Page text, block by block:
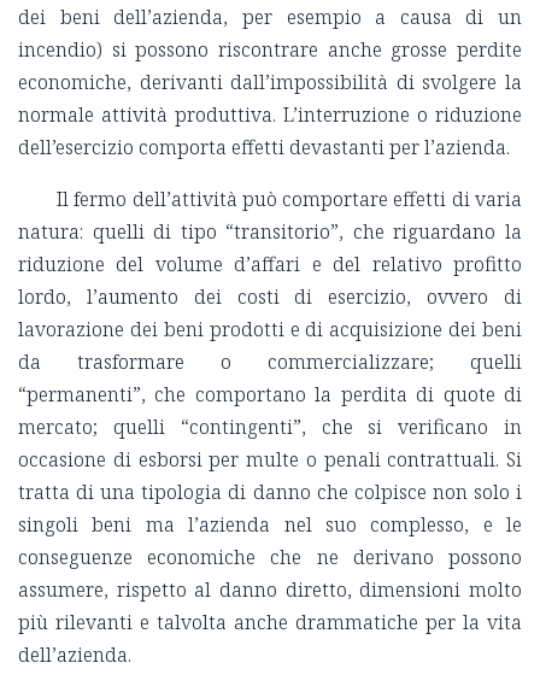
dei beni dell’azienda, per esempio a causa di un
incendio) si possono riscontrare anche grosse perdite
economiche, derivanti dall’impossibilità di svolgere la
normale attività produttiva. L’interruzione o riduzione
dell’esercizio comporta effetti devastanti per l’azienda.
Il fermo dell’attività può comportare effetti di varia
natura: quelli di tipo “transitorio”, che riguardano la
riduzione del volume d’affari e del relativo profitto
lordo, l’aumento dei costi di esercizio, ovvero di
lavorazione dei beni prodotti e di acquisizione dei beni
da trasformare o commercializzare; quelli
“permanenti”, che comportano la perdita di quote di
mercato; quelli “contingenti”, che si verificano in
occasione di esborsi per multe o penali contrattuali. Si
tratta di una tipologia di danno che colpisce non solo i
singoli beni ma l’azienda nel suo complesso, e le
conseguenze economiche che ne derivano possono
assumere, rispetto al danno diretto, dimensioni molto
più rilevanti e talvolta anche drammatiche per la vita
dell’azienda.